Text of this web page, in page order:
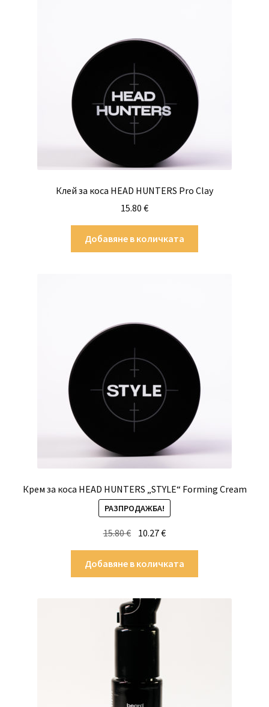
Клей за коса HEAD HUNTERS Pro Clay
15.80 €
Добавяне в количката
Крем за коса HEAD HUNTERS „STYLE“ Forming Cream
РАЗПРОДАЖБА!
15.80€ Original
was:
15.80 €.
10.27€Текущата
е:
10.27 €.
Добавяне в количката